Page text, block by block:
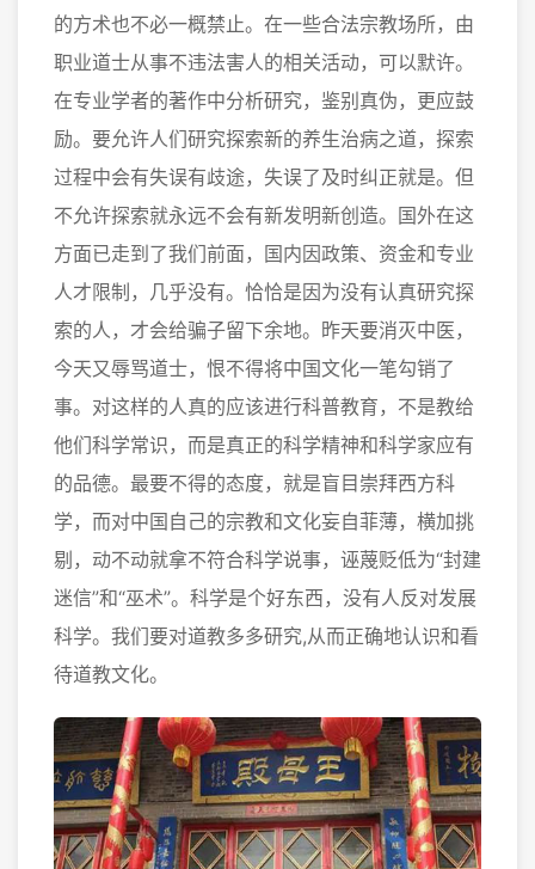
的方术也不必一概禁止。在一些合法宗教场所，由
职业道士从事不违法害人的相关活动，可以默许。
在专业学者的著作中分析研究，鉴别真伪，更应鼓
励。要允许人们研究探索新的养生治病之道，探索
过程中会有失误有歧途，失误了及时纠正就是。但
不允许探索就永远不会有新发明新创造。国外在这
方面已走到了我们前面，国内因政策、资金和专业
人才限制，几乎没有。恰恰是因为没有认真研究探
索的人，才会给骗子留下余地。昨天要消灭中医，
今天又辱骂道士，恨不得将中国文化一笔勾销了
事。对这样的人真的应该进行科普教育，不是教给
他们科学常识，而是真正的科学精神和科学家应有
的品德。最要不得的态度，就是盲目崇拜西方科
学，而对中国自己的宗教和文化妄自菲薄，横加挑
剔，动不动就拿不符合科学说事，诬蔑贬低为“封建
迷信”和“巫术”。科学是个好东西，没有人反对发展
科学。我们要对道教多多研究,从而正确地认识和看
待道教文化。